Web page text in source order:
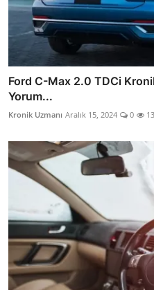
Ford C-Max 2.0 TDCi
Yorum...
Kronik Uzmanı Aralık 15, 2024 0